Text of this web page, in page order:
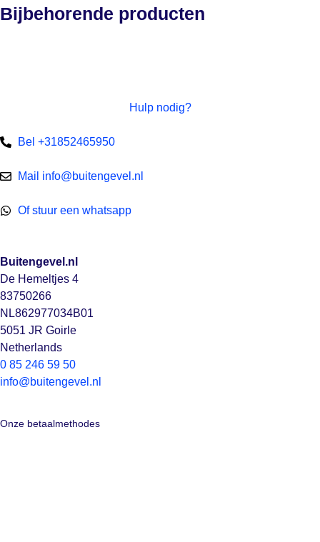
Bijbehorende producten
Hulp nodig?
Bel +31852465950
Mail info@buitengevel.nl
Of stuur een whatsapp
Buitengevel.nl
De Hemeltjes 4
83750266
NL862977034B01
5051 JR Goirle
Netherlands
0 85 246 59 50
info@buitengevel.nl
Onze betaalmethodes